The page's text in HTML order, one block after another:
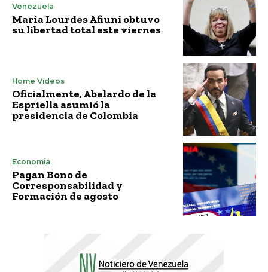
Venezuela
María Lourdes Afiuni obtuvo
su libertad total este viernes
Home Vídeos
Oficialmente, Abelardo de la
Espriella asumió la
presidencia de Colombia
Economía
Pagan Bono de
Corresponsabilidad y
Formación de agosto